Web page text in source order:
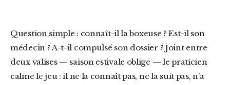
Question simple : connaît-il la boxeuse ? Est-il son
médecin ? A-t-il compulsé son dossier ? Joint entre
deux valises — saison estivale oblige — le praticien
calme le jeu : il ne la connaît pas, ne la suit pas, n’a